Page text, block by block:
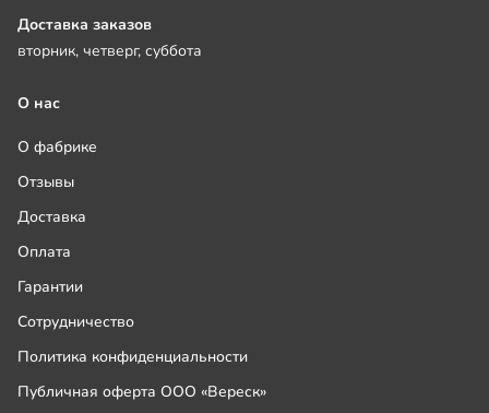
Доставка заказов
вторник, четверг, суббота
О нас
О фабрике
Отзывы
Доставка
Оплата
Гарантии
Сотрудничество
Политика конфиденциальности
Публичная оферта ООО «Вереск»